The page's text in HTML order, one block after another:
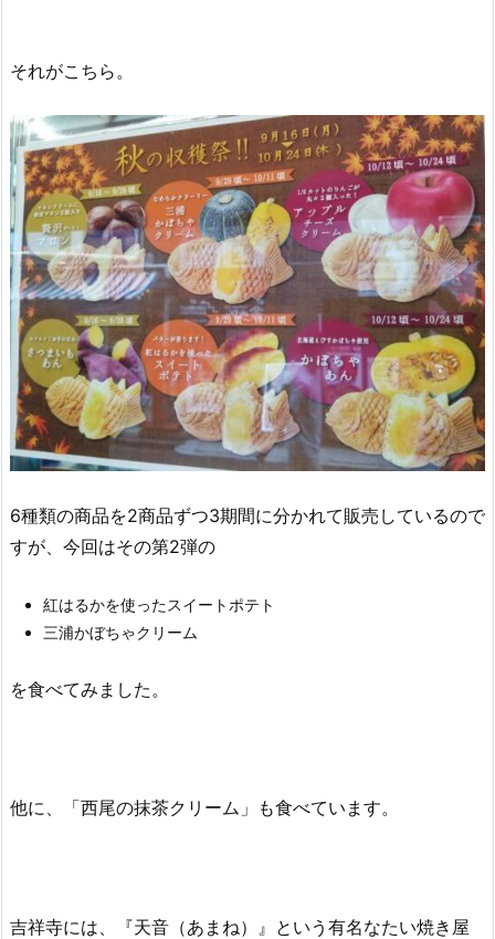
それがこちら。
6種類の商品を2商品ずつ3期間に分かれて販売しているので
すが、今回はその第2弾の
紅はるかを使ったスイートポテト
三浦かぼちゃクリーム
を食べてみました。
他に、「西尾の抹茶クリーム」も食べています。
吉祥寺には、『天音（あまね）』という有名なたい焼き屋